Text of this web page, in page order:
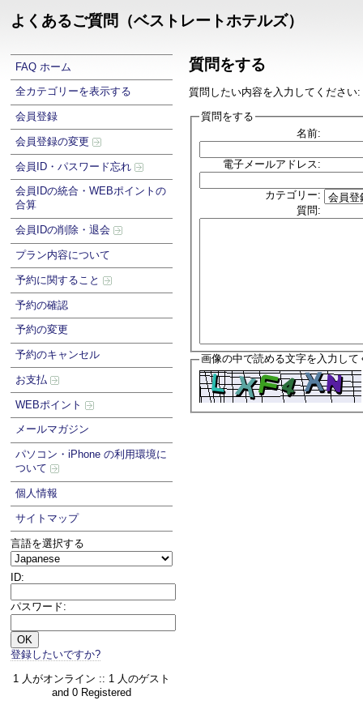
よくあるご質問（ベストレートホテルズ）
FAQ ホーム
全カテゴリーを表示する
会員登録
会員登録の変更
会員ID・パスワード忘れ
会員IDの統合・WEBポイントの
合算
会員IDの削除・退会
プラン内容について
予約に関すること
予約の確認
予約の変更
予約のキャンセル
お支払
WEBポイント
メールマガジン
パソコン・iPhone の利用環境に
ついて
個人情報
サイトマップ
言語を選択する
ID:
パスワード:
登録したいですか?
1 人がオンライン :: 1 人のゲスト
and 0 Registered
質問をする
質問したい内容を入力してください:
質問をする
名前:
電子メールアドレス:
カテゴリー:
質問:
画像の中で読める文字を入力して